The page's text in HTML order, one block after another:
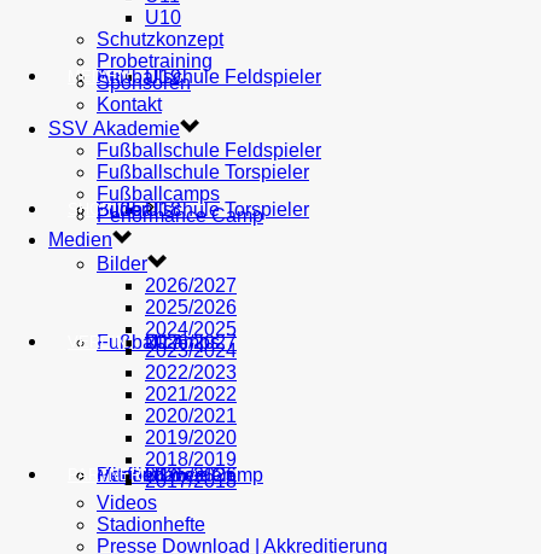
AH U19
U18
U17
U16
Fußballschule Feldspieler
Fußballschule Torspieler
Fußballcamps
Performance Camp
MEDIEN
Bilder
2026/2027
2025/2026
SHOP
VEREIN
Mitglied werden
PARTNER
U10
Schutzkonzept
Probetraining
Sponsoren
Kontakt
SSV Akademie
Fußballschule Feldspieler
Fußballschule Torspieler
Fußballcamps
Performance Camp
Medien
Bilder
2026/2027
2025/2026
2024/2025
2023/2024
2022/2023
2021/2022
2020/2021
2019/2020
2018/2019
2017/2018
Videos
Stadionhefte
Presse Download | Akkreditierung